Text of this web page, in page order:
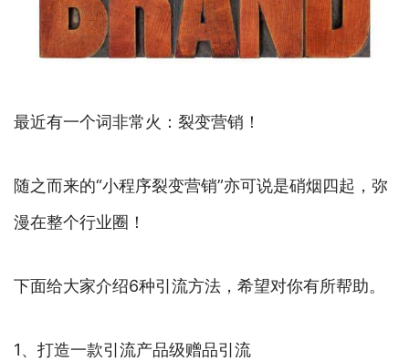
最近有一个词非常火：裂变营销！
随之而来的“小程序裂变营销”亦可说是硝烟四起，弥
漫在整个行业圈！
下面给大家介绍6种引流方法，希望对你有所帮助。
1、打造一款引流产品级赠品引流